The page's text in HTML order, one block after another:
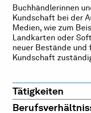
Buchhändlerinnen
Kundschaft bei der
Medien, wie zum
Landkarten oder
neuer Bestände und
Kundschaft
Tätigkeiten